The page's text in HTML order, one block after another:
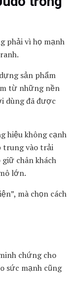
phải vì họ mạnh
sản phẩm
từ những nền
dùng đã được
hiệu không cạnh
trung vào trải
chân khách
lớn.
mà chọn cách
chứng cho
sức mạnh cũng